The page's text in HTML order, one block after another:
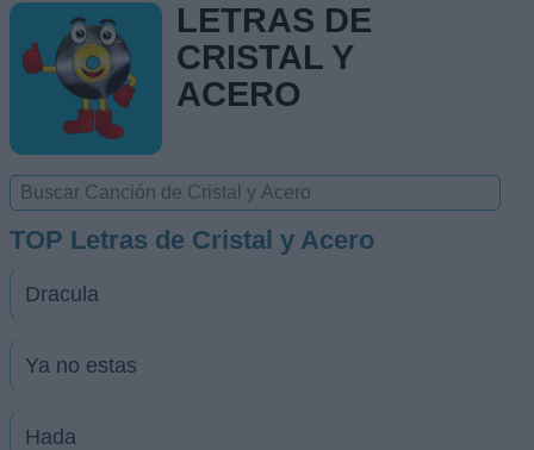
LETRAS DE
CRISTAL Y
ACERO
TOP Letras de Cristal y Acero
Dracula
Ya no estas
Hada